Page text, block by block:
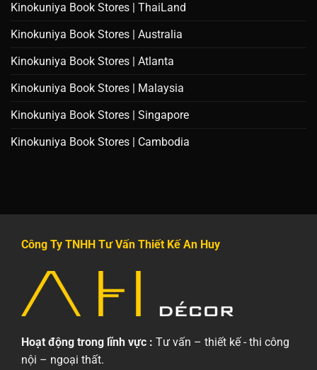
Kinokuniya Book Stores | ThaiLand
Kinokuniya Book Stores | Australia
Kinokuniya Book Stores | Atlanta
Kinokuniya Book Stores | Malaysia
Kinokuniya Book Stores | Singapore
Kinokuniya Book Stores | Cambodia
Công Ty TNHH Tư Vấn Thiết Kế An Huy
Hoạt động trong lĩnh vực : Tư vấn – thiết kế - thi công
nội – ngoại thất.